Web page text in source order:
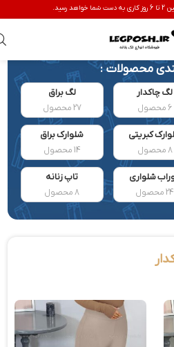
محصولات :
لگ چاکدار
6 محصول
لگ براق
27 محصول
کبریتی
8 محصول
شلوارک براق
14 محصول
شلواری
24 محصول
تاپ زنانه
8 محصول